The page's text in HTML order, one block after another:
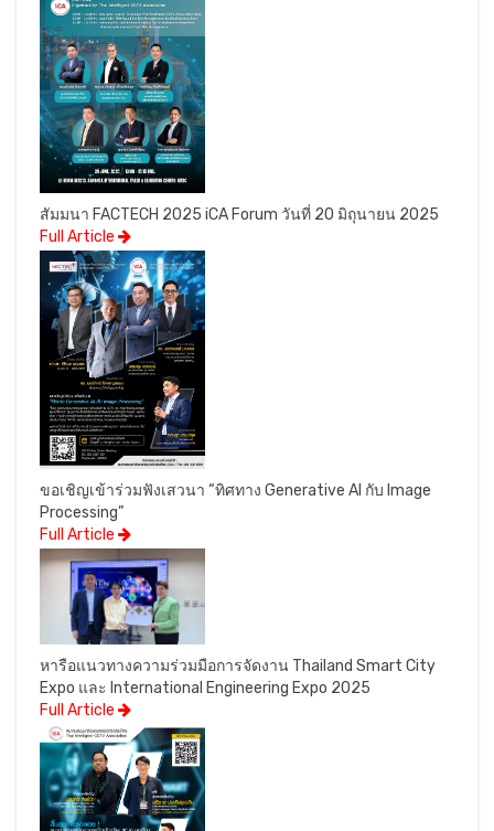
สัมมนา FACTECH 2025 iCA Forum วันที่ 20 มิถุนายน 2025
Full Article
ขอเชิญเข้าร่วมฟังเสวนา “ทิศทาง Generative AI กับ Image
Processing”
Full Article
หารือแนวทางความร่วมมือการจัดงาน Thailand Smart City
Expo และ International Engineering Expo 2025
Full Article